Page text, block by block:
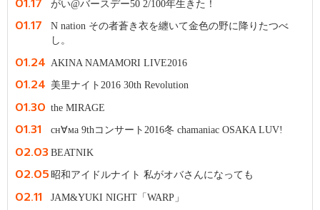
がい@バースデー50 2/100年生きた！
01.17
N nation その者蒼き衣を纏いて金色の野に降りたつべ
し。
01.24 AKINA NAMAMORI LIVE2016
01.24 美里ナイト2016 30th Revolution
01.30 the MIRAGE
01.31 сн∀ма 9thコンサート2016冬 chamaniac OSAKA LUV!
02.03 BEATNIK
02.05 昭和アイドルナイト 私がオバさんになっても
02.11 JAM&YUKI NIGHT「WARP」